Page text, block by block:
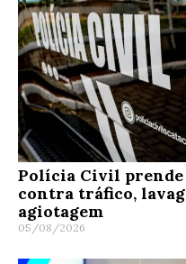
Polícia Civil prende
contra tráfico,
agiotagem
05/08/2026